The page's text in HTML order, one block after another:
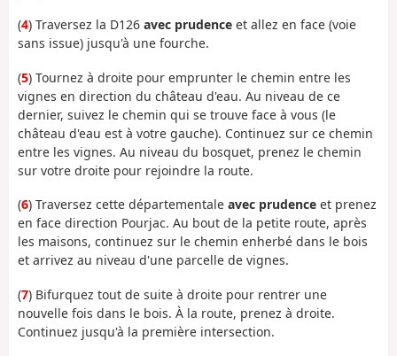
(4) Traversez la D126 avec prudence et allez en face (voie
sans issue) jusqu'à une fourche.
(5) Tournez à droite pour emprunter le chemin entre les
vignes en direction du château d'eau. Au niveau de ce
dernier, suivez le chemin qui se trouve face à vous (le
château d'eau est à votre gauche). Continuez sur ce chemin
entre les vignes. Au niveau du bosquet, prenez le chemin
sur votre droite pour rejoindre la route.
(6) Traversez cette départementale avec prudence et prenez
en face direction Pourjac. Au bout de la petite route, après
les maisons, continuez sur le chemin enherbé dans le bois
et arrivez au niveau d'une parcelle de vignes.
(7) Bifurquez tout de suite à droite pour rentrer une
nouvelle fois dans le bois. À la route, prenez à droite.
Continuez jusqu'à la première intersection.